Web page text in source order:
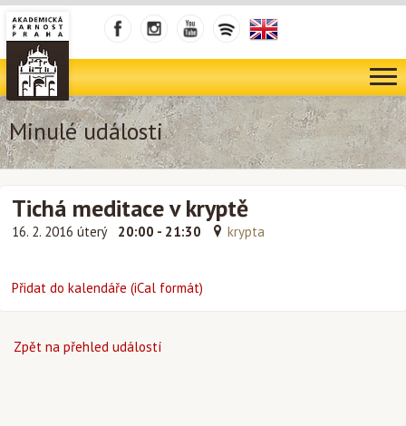
Minulé události
Tichá meditace v kryptě
16. 2. 2016 úterý 20:00 - 21:30 krypta
Přidat do kalendáře (iCal formát)
Zpět na přehled událostí